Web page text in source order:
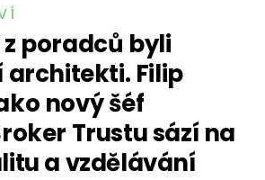
poradců byli
architekti. Filip
nový šéf
Trustu sází na
a vzdělávání